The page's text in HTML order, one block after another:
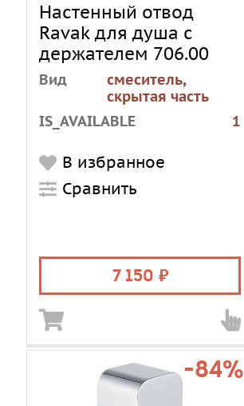
Настенный отвод
Ravak для душа с
держателем 706.00
Вид
смеситель,
скрытая часть
IS_AVAILABLE
1
В избранное
Сравнить
7 150
-84%